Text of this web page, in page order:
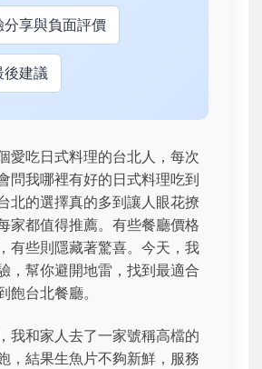
分享與負面評價
後建議
愛吃日式料理的台北人，每次
問我哪裡有好的日式料理吃到
北的選擇真的多到讓人眼花撩
家都值得推薦。有些餐廳價格
有些則隱藏著驚喜。今天，我
，幫你避開地雷，找到最適合
飽台北餐廳。
我和家人去了一家號稱高檔的
，結果生魚片不夠新鮮，服務